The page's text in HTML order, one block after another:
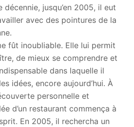
décennie, jusqu’en 2005, il eut
avec des pointures de la
fût inoubliable. Elle lui permit
de mieux se comprendre et
dans laquelle il
idées, encore aujourd’hui. À
personnelle et
d’un restaurant commença à
En 2005, il rechercha un